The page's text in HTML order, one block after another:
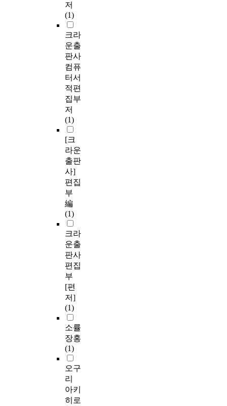
저
(1)
크라
운출
판사
컴퓨
터서
적편
집부
저
(1)
[크
라운
출판
사]
편집
부
編
(1)
크라
운출
판사
편집
부
[편
저]
(1)
소률
장홍
(1)
오구
리
아키
히로